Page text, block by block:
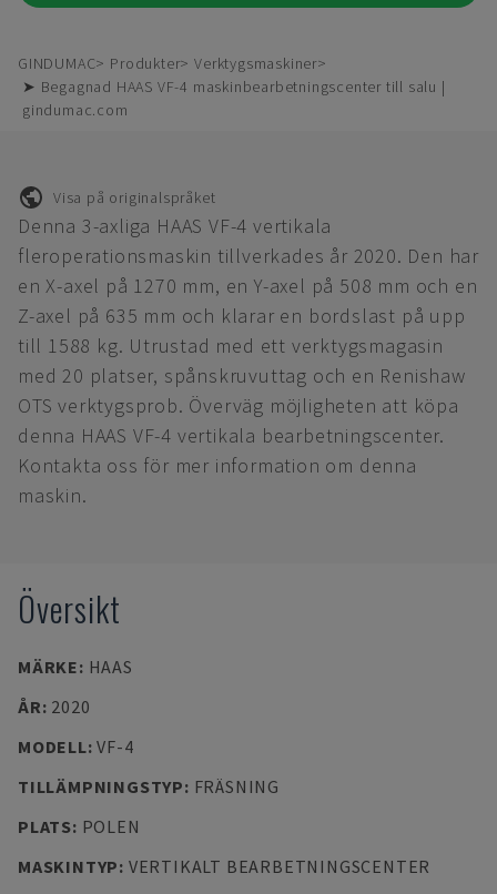
GINDUMAC Produkter
Verktygsmaskiner
➤ Begagnad HAAS VF-4 maskinbearbetningscenter till salu |
gindumac.com
Visa på originalspråket
Denna 3-axliga HAAS VF-4 vertikala
fleroperationsmaskin tillverkades år 2020. Den har
en X-axel på 1270 mm, en Y-axel på 508 mm och en
Z-axel på 635 mm och klarar en bordslast på upp
till 1588 kg. Utrustad med ett verktygsmagasin
med 20 platser, spånskruvuttag och en Renishaw
OTS verktygsprob. Överväg möjligheten att köpa
denna HAAS VF-4 vertikala bearbetningscenter.
Kontakta oss för mer information om denna
maskin.
Översikt
MÄRKE: HAAS
ÅR: 2020
MODELL:VF-4
TILLÄMPNINGSTYP: FRÄSNING
PLATS: POLEN
MASKINTYP: VERTIKALT BEARBETNINGSCENTER